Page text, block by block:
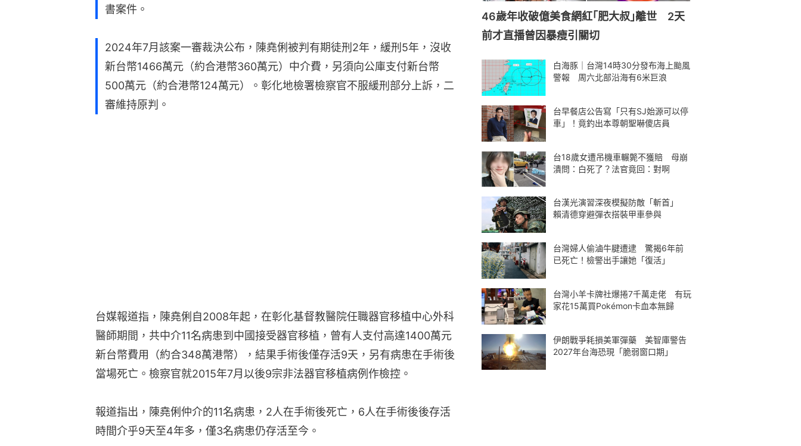
書案件。
2024年7月該案一審裁決公布，陳堯俐被判有期徒刑2年，緩刑5年，沒收
新台幣1466萬元（約合港幣360萬元）中介費，另須向公庫支付新台幣
500萬元（約合港幣124萬元）。彰化地檢署檢察官不服緩刑部分上訴，二
審維持原判。
台媒報道指，陳堯俐自2008年起，在彰化基督教醫院任職器官移植中心外科
醫師期間，共中介11名病患到中國接受器官移植，曾有人支付高達1400萬元
新台幣費用（約合348萬港幣），結果手術後僅存活9天，另有病患在手術後
當場死亡。檢察官就2015年7月以後9宗非法器官移植病例作檢控。
報道指出，陳堯俐仲介的11名病患，2人在手術後死亡，6人在手術後後存活
時間介乎9天至4年多，僅3名病患仍存活至今。
46歲年收破億美食網紅｢肥大叔｣離世 2天
前才直播曾因暴瘦引關切
白海豚｜台灣14時30分發布海上颱風
警報 周六北部沿海有6米巨浪
台早餐店公告寫「只有SJ始源可以停
車」！竟釣出本尊朝聖嚇傻店員
台18歲女遭吊機車輾斃不獲賠 母崩
潰問：白死了？法官竟回：對啊
台漢光演習深夜模擬防敵「斬首」
賴清德穿避彈衣搭裝甲車參與
台灣婦人偷滷牛腱遭逮 驚揭6年前
已死亡！檢警出手讓她「復活」
台灣小羊卡牌社爆捲7千萬走佬 有玩
家花15萬買Pokémon卡血本無歸
伊朗戰爭耗損美軍彈藥 美智庫警告
2027年台海恐現「脆弱窗口期」